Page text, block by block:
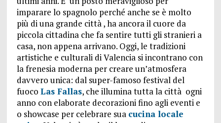
imparare lo spagnolo perché anche se è molto
più di una grande città , ha ancora il cuore da
piccola cittadina che fa sentire tutti gli stranieri a
casa, non appena arrivano. Oggi, le tradizioni
artistiche e culturali di Valencia si incontrano con
la frenesia moderna per creare un’atmosfera
davvero unica: dal super-famoso festival del
fuoco Las Fallas, che illumina tutta la città ogni
anno con elaborate decorazioni fino agli eventi e
o showcase per celebrare sua cucina locale